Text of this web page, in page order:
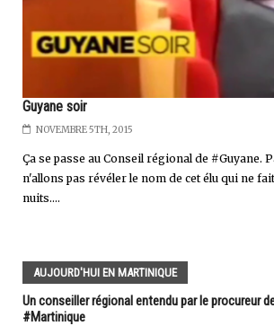
Guyane soir
NOVEMBRE 5TH, 2015
Ça se passe au Conseil régional de #Guyane.
n'allons pas révéler le nom de cet élu qui ne
nuits....
AUJOURD'HUI EN MARTINIQUE
Un conseiller régional entendu par le procureur
#Martinique